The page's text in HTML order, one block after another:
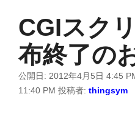
CGIスク
布終了の
公開日: 2012年4月5日 4:45
11:40 PM 投稿者: thingsym